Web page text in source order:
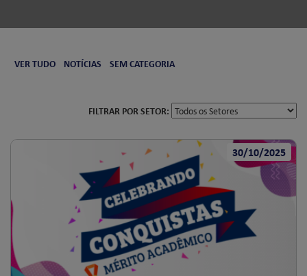
VER TUDO NOTÍCIAS SEM CATEGORIA
FILTRAR POR SETOR:
30/10/2025